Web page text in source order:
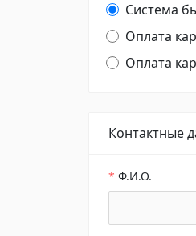
Система
Оплата
Оплата
Контактные
* Ф.И.О.